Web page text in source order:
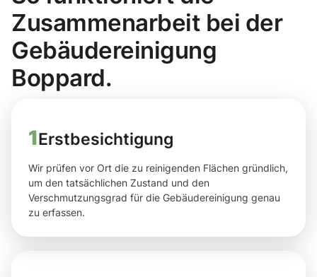
Zusammenarbeit bei der
Gebäudereinigung
Boppard.
1Erstbesichtigung
Wir prüfen vor Ort die zu reinigenden Flächen gründlich,
um den tatsächlichen Zustand und den
Verschmutzungsgrad für die Gebäudereinigung genau
zu erfassen.